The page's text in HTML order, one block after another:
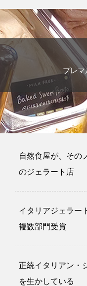
プレ
自然食屋が、その
のジェラート店
イタリアジェラ
複数部門受賞
正統イタリアン・
を生かしている